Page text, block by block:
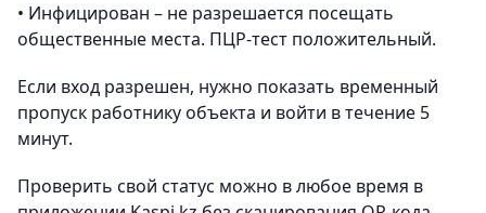
• Инфицирован – не разрешается посещать
общественные места. ПЦР-тест положительный.
Если вход разрешен, нужно показать временный
пропуск работнику объекта и войти в течение 5
минут.
Проверить свой статус можно в любое время в